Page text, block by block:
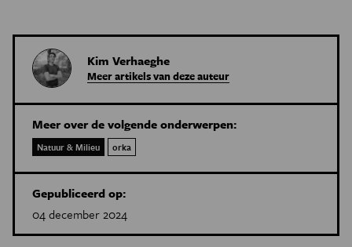
Kim Verhaeghe
Meer artikels van deze auteur
Meer over de volgende onderwerpen:
Natuur & Milieu orka
Gepubliceerd op:
04 december 2024